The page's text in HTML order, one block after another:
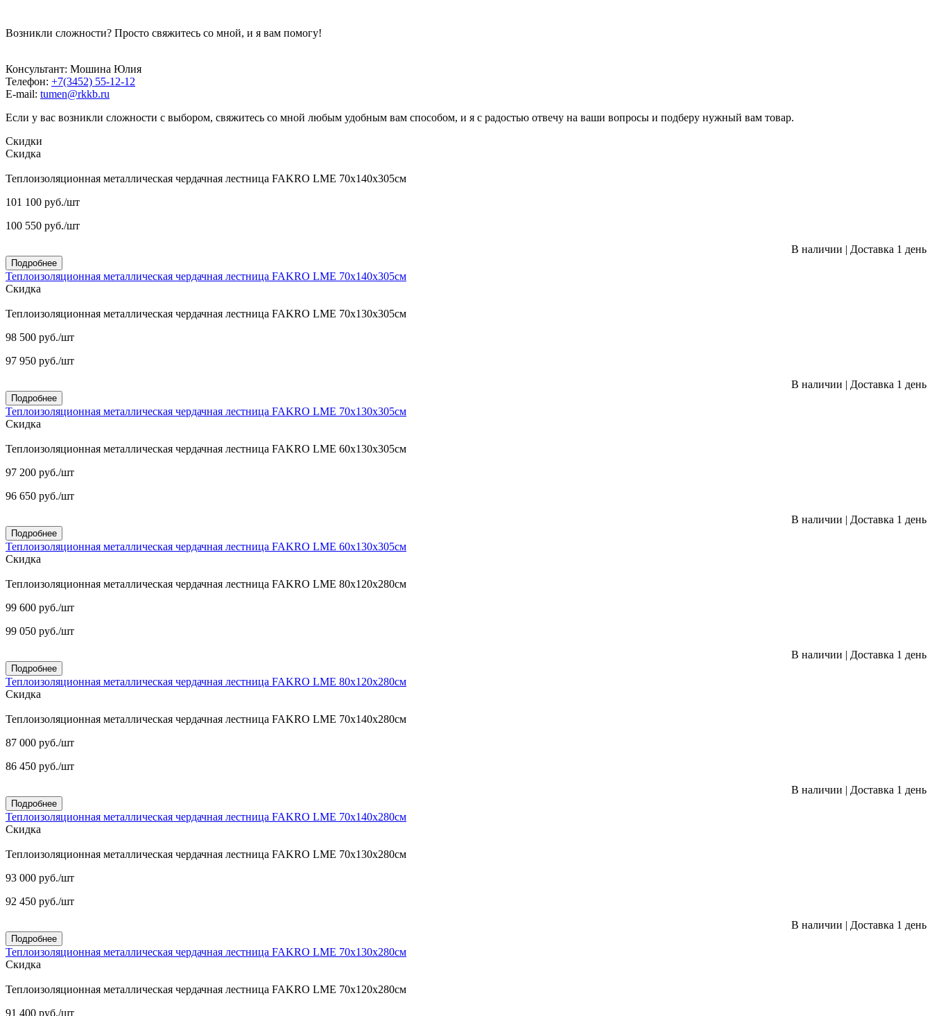
Возникли сложности? Просто свяжитесь со мной, и я вам помогу!
Консультант: Мошина Юлия
Телефон: +7(3452) 55-12-12
E-mail: tumen@rkkb.ru
Если у вас возникли сложности с выбором, свяжитесь со мной любым удобным вам способом, и я с радостью отвечу на ваши вопросы и подберу нужный вам товар.
Скидки
Скидка
Теплоизоляционная металлическая чердачная лестница FAKRO LME 70х140х305см
101 100 руб./шт
100 550 руб./шт
В наличии | Доставка 1 день
Подробнее
Теплоизоляционная металлическая чердачная лестница FAKRO LME 70х140х305см
Скидка
Теплоизоляционная металлическая чердачная лестница FAKRO LME 70х130х305см
98 500 руб./шт
97 950 руб./шт
В наличии | Доставка 1 день
Подробнее
Теплоизоляционная металлическая чердачная лестница FAKRO LME 70х130х305см
Скидка
Теплоизоляционная металлическая чердачная лестница FAKRO LME 60х130х305см
97 200 руб./шт
96 650 руб./шт
В наличии | Доставка 1 день
Подробнее
Теплоизоляционная металлическая чердачная лестница FAKRO LME 60х130х305см
Скидка
Теплоизоляционная металлическая чердачная лестница FAKRO LME 80х120х280см
99 600 руб./шт
99 050 руб./шт
В наличии | Доставка 1 день
Подробнее
Теплоизоляционная металлическая чердачная лестница FAKRO LME 80х120х280см
Скидка
Теплоизоляционная металлическая чердачная лестница FAKRO LME 70х140х280см
87 000 руб./шт
86 450 руб./шт
В наличии | Доставка 1 день
Подробнее
Теплоизоляционная металлическая чердачная лестница FAKRO LME 70х140х280см
Скидка
Теплоизоляционная металлическая чердачная лестница FAKRO LME 70х130х280см
93 000 руб./шт
92 450 руб./шт
В наличии | Доставка 1 день
Подробнее
Теплоизоляционная металлическая чердачная лестница FAKRO LME 70х130х280см
Скидка
Теплоизоляционная металлическая чердачная лестница FAKRO LME 70х120х280см
91 400 руб./шт